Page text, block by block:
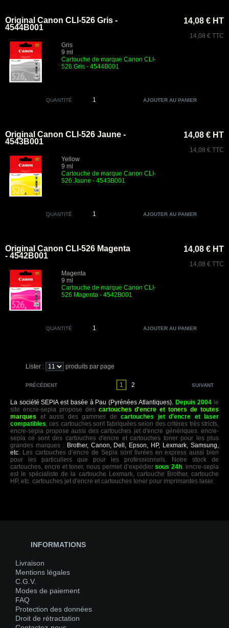
Original Canon CLI-526 Gris -
4544B001
Gris
9 ml
Cartouche de marque Canon CLI-
526 Gris - 4544B001
14,08 € HT
14,08 € TTC
QUANTITÉ
Original Canon CLI-526 Jaune -
4543B001
Yellow
9 ml
Cartouche de marque Canon CLI-
526 Jaune - 4543B001
14,08 € HT
14,08 € TTC
QUANTITÉ
Original Canon CLI-526 Magenta
- 4542B001
Magenta
9 ml
Cartouche de marque Canon CLI-
526 Magenta - 4542B001
14,08 € HT
14,08 € TTC
QUANTITÉ
Lister : produits par page
PRÉCÉDENT 1 2 SUIVANT
La société SEPIA est basée à Pau (Pyrénées Atlantiques). Depuis 2004 le
site encre-sepia propose des cartouches d'encre et toners de toutes
marques et aussi des gammes de cartouches jet d'encre et laser
compatibles, ces cartouches sont fabriquées selon des critères très stricts,
encre-sepia propose aussi des cartouches jet d'encre génériques. encre-
sepia ce sont des cartouches d'encre et cartouches toner pour les plus
grandes marques : Brother, Canon, Dell, Epson, HP, Lexmark, Samsung,
etc. Les cartouches d’encre de Sepia sont livrées en express aussi bien
pour les particuliers que pour les professionnels. Notre stock de
cartouches, encre et toner, nous permet d’expédiersous 24h. encre-sepia
est le spécialiste de la cartouche Lexmark, cartouche Brother, cartouche
HP, etc. cartouches jet d'encre et cartouches toner pour imprimantes laser.
INFORMATIONS
Livraison
Mentions légales
C.G.V.
Modes de paiement
FAQ
Protection des données
Droit de rétractation